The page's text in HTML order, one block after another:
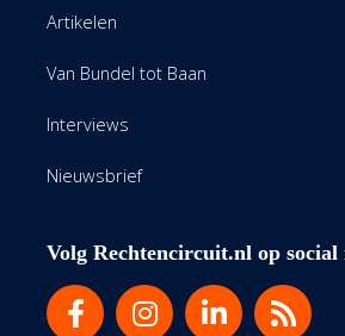
Artikelen
Van Bundel tot Baan
Interviews
Nieuwsbrief
Volg Rechtencircuit.nl op social